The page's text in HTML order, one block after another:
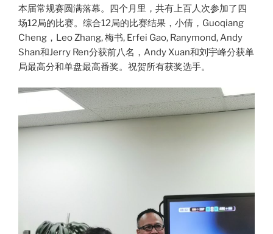
本届常规赛圆满落幕。四个月里，共有上百人次参加了四
场12局的比赛。综合12局的比赛结果，小倩，Guoqiang
Cheng，Leo Zhang, 梅书, Erfei Gao, Ranymond, Andy
Shan和Jerry Ren分获前八名，Andy Xuan和刘宇峰分获单
局最高分和单盘最高番奖。祝贺所有获奖选手。